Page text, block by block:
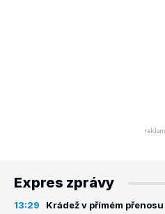
Expres zprávy
13:29 Krádež v přímém přenosu